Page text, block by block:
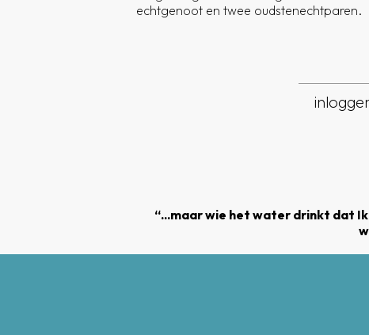
echtgenoot en twee oudstenechtparen.
“...maar wie het water drinkt dat